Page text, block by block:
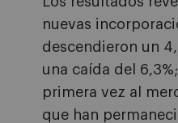
nuevas
descendieron un
una caída del
primera vez al
que han